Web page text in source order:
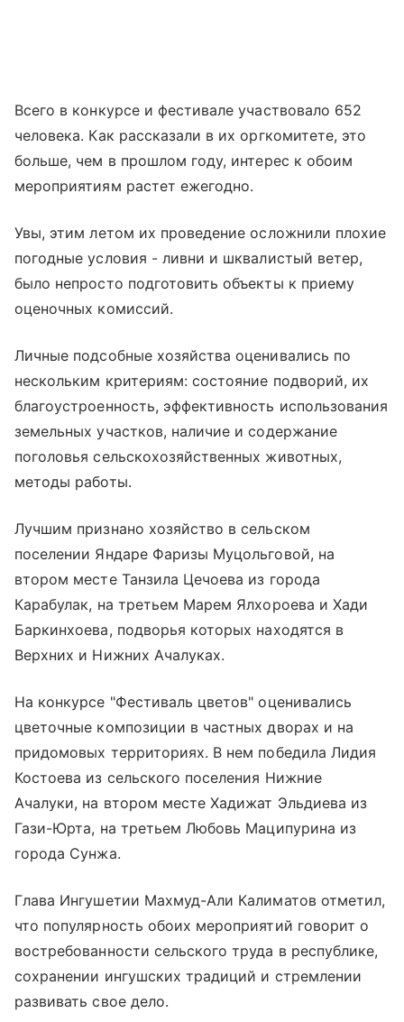
Всего в конкурсе и фестивале участвовало 652
человека. Как рассказали в их оргкомитете, это
больше, чем в прошлом году, интерес к обоим
мероприятиям растет ежегодно.
Увы, этим летом их проведение осложнили плохие
погодные условия - ливни и шквалистый ветер,
было непросто подготовить объекты к приему
оценочных комиссий.
Личные подсобные хозяйства оценивались по
нескольким критериям: состояние подворий, их
благоустроенность, эффективность использования
земельных участков, наличие и содержание
поголовья сельскохозяйственных животных,
методы работы.
Лучшим признано хозяйство в сельском
поселении Яндаре Фаризы Муцольговой, на
втором месте Танзила Цечоева из города
Карабулак, на третьем Марем Ялхороева и Хади
Баркинхоева, подворья которых находятся в
Верхних и Нижних Ачалуках.
На конкурсе "Фестиваль цветов" оценивались
цветочные композиции в частных дворах и на
придомовых территориях. В нем победила Лидия
Костоева из сельского поселения Нижние
Ачалуки, на втором месте Хадижат Эльдиева из
Гази-Юрта, на третьем Любовь Маципурина из
города Сунжа.
Глава Ингушетии Махмуд-Али Калиматов отметил,
что популярность обоих мероприятий говорит о
востребованности сельского труда в республике,
сохранении ингушских традиций и стремлении
развивать свое дело.